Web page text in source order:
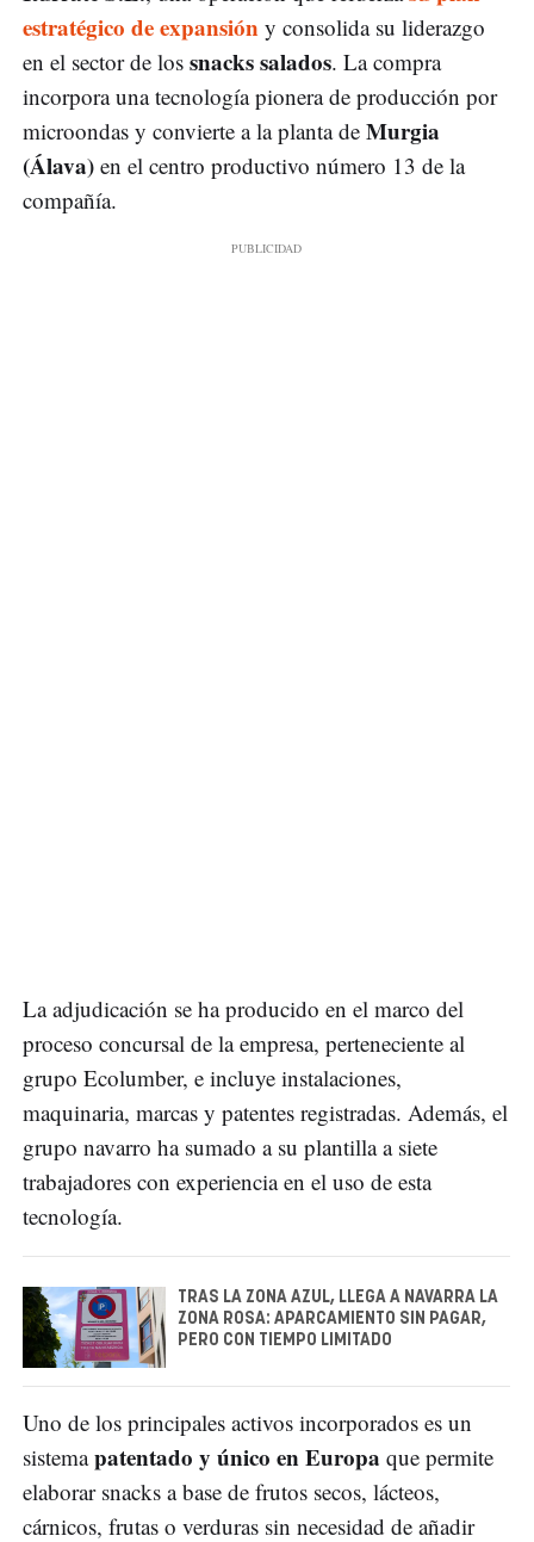
estratégico de expansión y consolida su liderazgo
en el sector de los snacks salados. La compra
incorpora una tecnología pionera de producción por
microondas y convierte a la planta de Murgia
(Álava) en el centro productivo número 13 de la
compañía.
La adjudicación se ha producido en el marco del
proceso concursal de la empresa, perteneciente al
grupo Ecolumber, e incluye instalaciones,
maquinaria, marcas y patentes registradas. Además, el
grupo navarro ha sumado a su plantilla a siete
trabajadores con experiencia en el uso de esta
tecnología.
TRAS LA ZONA AZUL, LLEGA A NAVARRA LA
ZONA ROSA: APARCAMIENTO SIN PAGAR,
PERO CON TIEMPO LIMITADO
Uno de los principales activos incorporados es un
sistemapatentado y único en Europa que permite
elaborar snacks a base de frutos secos, lácteos,
cárnicos, frutas o verduras sin necesidad de añadir